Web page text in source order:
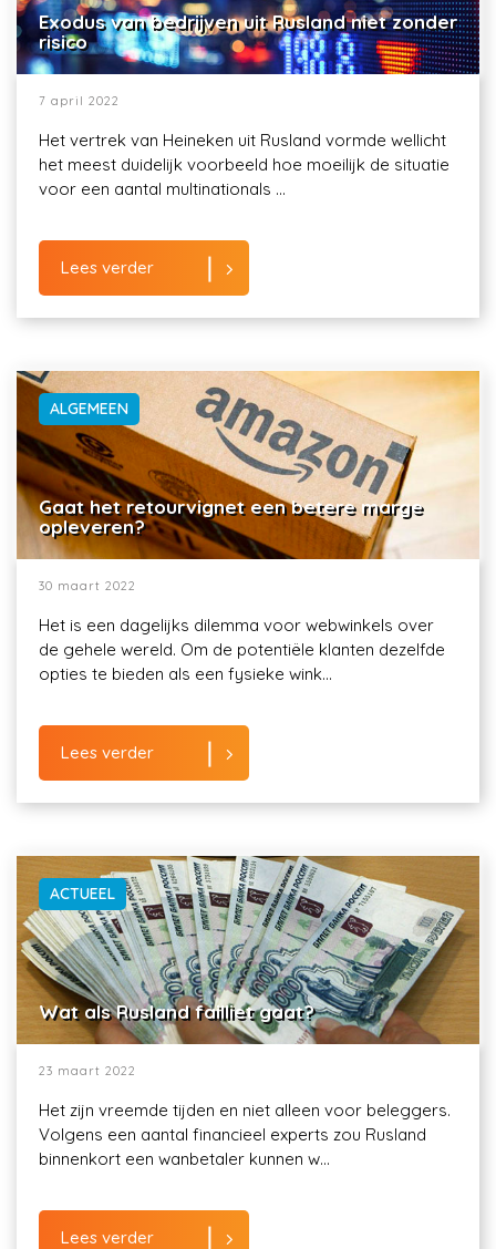
Exodus van bedrijven uit Rusland niet zonder
risico
7 april 2022
Het vertrek van Heineken uit Rusland vormde wellicht
het meest duidelijk voorbeeld hoe moeilijk de situatie
voor een aantal multinationals ...
Lees verder
ALGEMEEN
Gaat het retourvignet een betere marge
opleveren?
30 maart 2022
Het is een dagelijks dilemma voor webwinkels over
de gehele wereld. Om de potentiële klanten dezelfde
opties te bieden als een fysieke wink...
Lees verder
ACTUEEL
Wat als Rusland failliet gaat?
23 maart 2022
Het zijn vreemde tijden en niet alleen voor beleggers.
Volgens een aantal financieel experts zou Rusland
binnenkort een wanbetaler kunnen w...
Lees verder